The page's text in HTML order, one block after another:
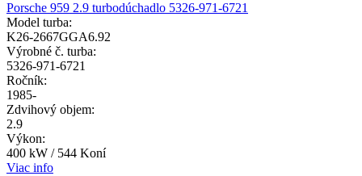
Porsche 959 2.9 turbodúchadlo 5326-971-6721
Model turba:
K26-2667GGA6.92
Výrobné č. turba:
5326-971-6721
Ročník:
1985-
Zdvihový objem:
2.9
Výkon:
400 kW / 544 Koní
Viac info